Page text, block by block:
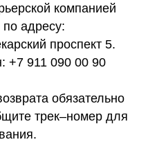
компанией
адресу:
проспект 5.
+7 911 090 00 90
обязательно
трек–номер для